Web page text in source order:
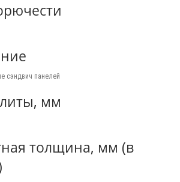
сэндвич панелей
мм
толщина, мм (в